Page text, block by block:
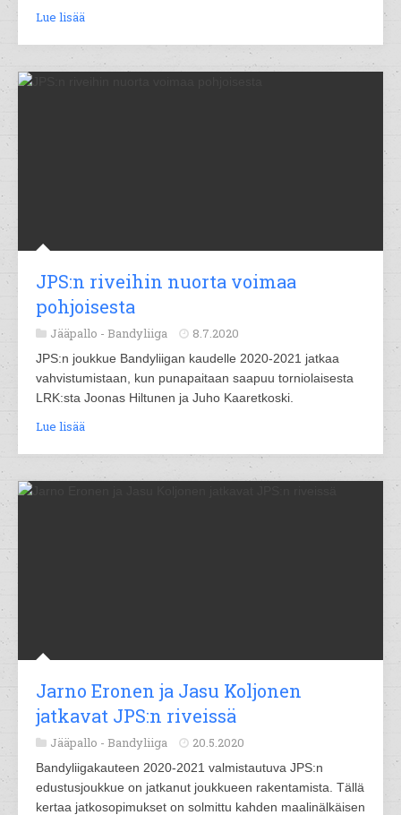
Lue lisää
JPS:n riveihin nuorta voimaa
pohjoisesta
Jääpallo - Bandyliiga 8.7.2020
JPS:n joukkue Bandyliigan kaudelle 2020-2021 jatkaa
vahvistumistaan, kun punapaitaan saapuu torniolaisesta
LRK:sta Joonas Hiltunen ja Juho Kaaretkoski.
Lue lisää
Jarno Eronen ja Jasu Koljonen
jatkavat JPS:n riveissä
Jääpallo - Bandyliiga 20.5.2020
Bandyliigakauteen 2020-2021 valmistautuva JPS:n
edustusjoukkue on jatkanut joukkueen rakentamista. Tällä
kertaa jatkosopimukset on solmittu kahden maalinälkäisen